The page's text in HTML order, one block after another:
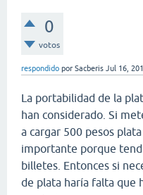
0
votos
respondido por Sacberis Jul 16,
La portabilidad de la
han considerado. Si
a cargar 500 pesos
importante porque
billetes. Entonces si
de plata haría falta que